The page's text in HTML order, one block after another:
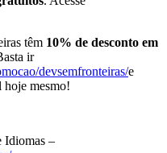
têm 10% de desconto em
ir
devsemfronteiras/e
hoje mesmo!
Idiomas –